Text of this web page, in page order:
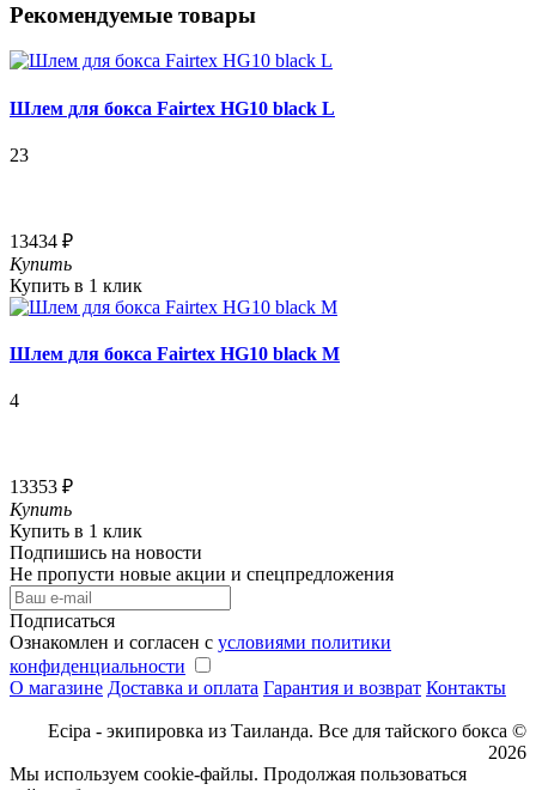
Рекомендуемые товары
Шлем для бокса Fairtex HG10 black L
23
13434 ₽
Купить
Купить в 1 клик
Шлем для бокса Fairtex HG10 black M
4
13353 ₽
Купить
Купить в 1 клик
Подпишись на новости
Не пропусти новые акции и спецпредложения
Подписаться
Ознакомлен и согласен с условиями политики
конфиденциальности
О магазине Доставка и оплата Гарантия и возврат Контакты
Ecipa - экипировка из Таиланда. Все для тайского бокса ©
2026
Мы используем cookie-файлы. Продолжая пользоваться